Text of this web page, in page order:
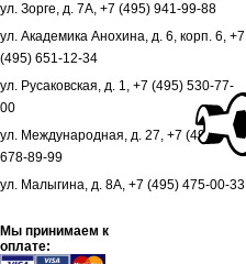
ул. Зорге, д. 7А, +7 (495) 941-99-88
ул. Академика Анохина, д. 6, корп. 6, +7
(495) 651-12-34
ул. Русаковская, д. 1, +7 (495) 530-77-
00
ул. Международная, д. 27, +7 (495)
678-89-99
ул. Малыгина, д. 8А, +7 (495) 475-00-33
Мы принимаем к
оплате: